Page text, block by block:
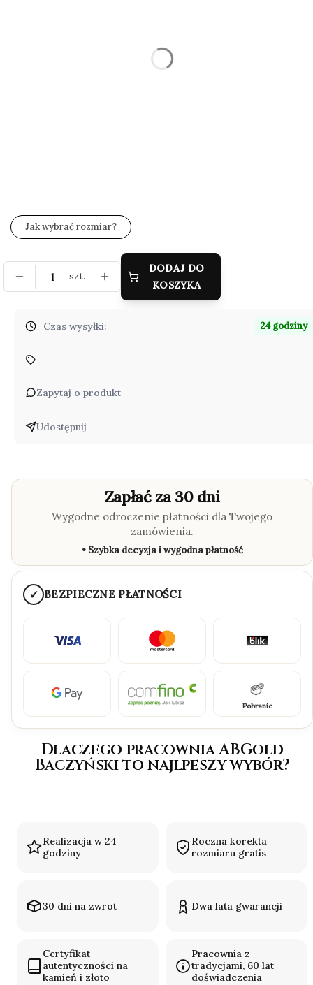
Jak wybrać rozmiar?
szt.
DODAJ DO
KOSZYKA
Czas wysyłki: 24 godziny
Zapytaj o produkt
Udostępnij
Zapłać za 30 dni
Wygodne odroczenie płatności dla Twojego
zamówienia.
• Szybka decyzja i wygodna płatność
✓ BEZPIECZNE PŁATNOŚCI
Pobranie
Dlaczego pracownia ABGold
Baczyński to najlpeszy wybór?
Realizacja w 24
godziny
Roczna korekta
rozmiaru gratis
30 dni na zwrot Dwa lata gwarancji
Certyfikat
autentyczności na
kamień i złoto
Pracownia z
tradycjami, 60 lat
doświadczenia